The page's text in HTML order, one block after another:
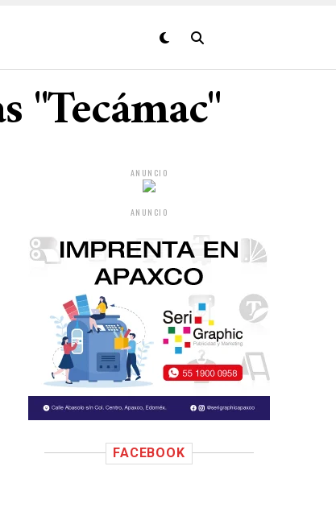
"Tecámac"
ANUNCIO
ANUNCIO
FACEBOOK